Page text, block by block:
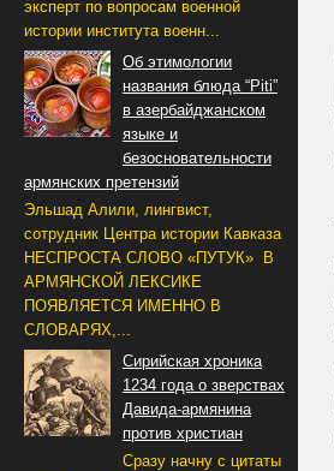
эксперт по вопросам военной
истории института военн...
Об этимологии
названия блюда “Piti”
в азербайджанском
языке и
безосновательности
армянских претензий
Эльшад Алили, лингвист,
сотрудник Центра истории Кавказа
НЕСПРОСТА СЛОВО «ПУТУК» В
АРМЯНСКОЙ ЛЕКСИКЕ
ПОЯВЛЯЕТСЯ ИМЕННО В
СЛОВАРЯХ,...
Сирийская хроника
1234 года о зверствах
Давида-армянина
против христиан
Сразу начну с цитаты